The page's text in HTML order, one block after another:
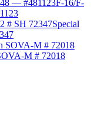
F-16/F-
Special
M # 72018